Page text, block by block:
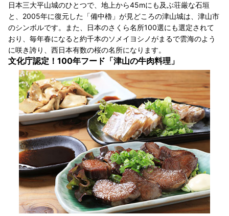
日本三大平山城のひとつで、地上から45mにも及ぶ荘厳な石垣
と、2005年に復元した「備中櫓」が見どころの津山城は、津山市
のシンボルです。また、日本のさくら名所100選にも選定されて
おり、毎年春になると約千本のソメイヨシノがまるで雲海のよう
に咲き誇り、西日本有数の桜の名所になります。
文化庁認定！100年フード「津山の牛肉料理」